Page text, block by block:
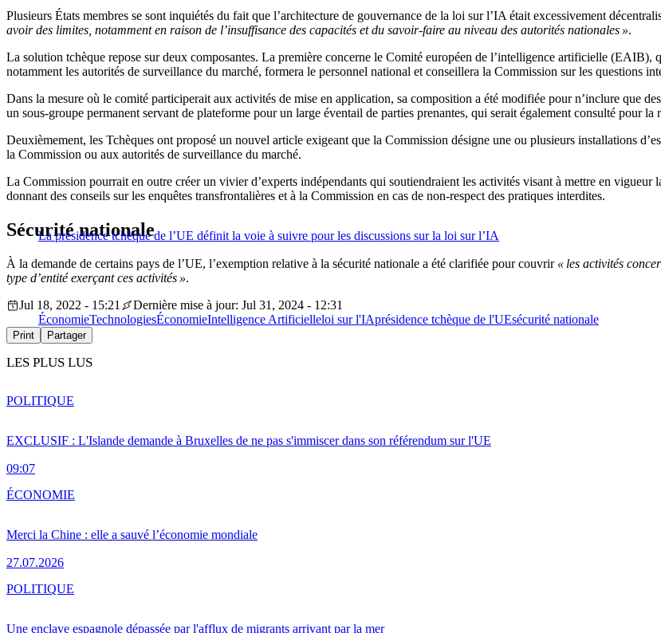
Plusieurs États membres se sont inquiétés du fait que l’architecture de gouvernance de la loi sur l’IA était excessivement
avoir des limites, notamment en raison de l’insuffisance des capacités et du savoir-faire au niveau des autorités nationales ».
La solution tchèque repose sur deux composantes. La première concerne le Comité européen de l’intelligence artificielle (EAIB),
notamment les autorités de surveillance du marché, formera le personnel national et conseillera la Commission sur les questions
Dans la mesure où le comité participerait aux activités de mise en application, sa composition a été modifiée pour n’inclure que
un sous-groupe permanent servant de plateforme pour un large éventail de parties prenantes, qui serait également consulté pour la
Deuxièmement, les Tchèques ont proposé un nouvel article exigeant que la Commission désigne une ou plusieurs installations
la Commission ou aux autorités de surveillance du marché.
La Commission pourrait en outre créer un vivier d’experts indépendants qui soutiendraient les activités visant à mettre en
donnant des conseils sur les enquêtes transfrontalières et à la Commission en cas de non-respect des pratiques interdites.
La présidence tchèque de l’UE définit la voie à suivre pour les discussions sur la loi sur l’IA
Sécurité nationale
À la demande de certains pays de l’UE, l’exemption relative à la sécurité nationale a été clarifiée pour couvrir « les activités
type d’entité exerçant ces activités ».
Jul 18, 2022 - 15:21
Dernière mise à jour: Jul 31, 2024 - 12:31
ÉconomieTechnologiesÉconomieIntelligence Artificielleloi sur l'IAprésidence tchèque de l'UEsécurité nationale
Print Partager
LES PLUS LUS
EXCLUSIF : L'Islande demande à Bruxelles de ne pas s'immiscer dans son référendum sur l'UE
09:07
POLITIQUE
Merci la Chine : elle a sauvé l’économie mondiale
27.07.2026
ÉCONOMIE
Une enclave espagnole dépassée par l'afflux de migrants arrivant par la mer
POLITIQUE